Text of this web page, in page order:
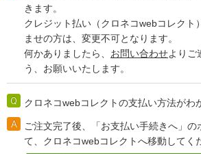
きます。
クレジット払い（クロネコwebコレクト
ませの方は、変更不可となります。
何かありましたら、 お問い合わせよりご
う、お願いいたします。
クロネコwebコレクトの支払い方法がわ
ご注文完了後、「お支払い手続きへ」の
て、クロネコwebコレクトへ移動してく